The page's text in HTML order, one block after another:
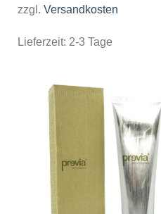
zzgl. Versandkosten
Lieferzeit: 2-3 Tage